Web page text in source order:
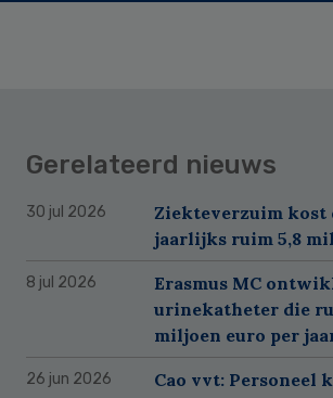
Gerelateerd nieuws
30 jul 2026
Ziekteverzuim kost
jaarlijks ruim 5,8
8 jul 2026
Erasmus MC
urinekatheter die
miljoen euro per
26 jun 2026
Cao vvt: Personeel